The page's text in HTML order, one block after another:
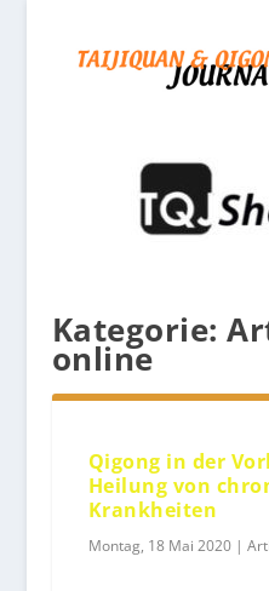
Kategorie:
online
Qigong in der
Heilung von
Krankheiten
Montag, 18 Mai 2020|